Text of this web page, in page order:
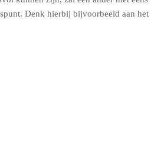
Denk hierbij bijvoorbeeld aan het